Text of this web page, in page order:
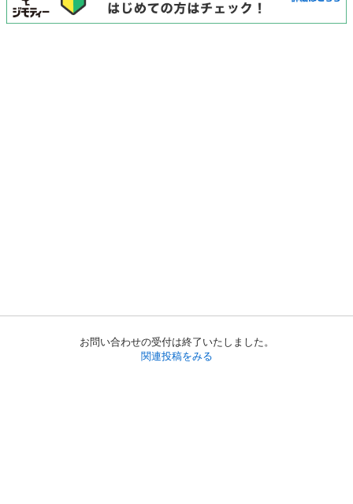
お問い合わせの受付は終了いたしました。
関連投稿をみる